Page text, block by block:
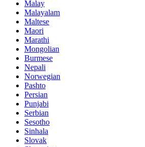
Malay
Malayalam
Maltese
Maori
Marathi
Mongolian
Burmese
Nepali
Norwegian
Pashto
Persian
Punjabi
Serbian
Sesotho
Sinhala
Slovak